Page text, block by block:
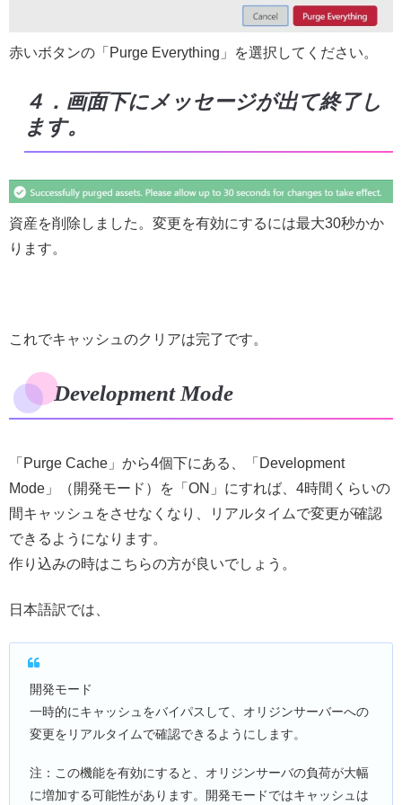
赤いボタンの「Purge Everything」を選択してください。
４．画面下にメッセージが出て終了し
ます。
資産を削除しました。変更を有効にするには最大30秒かか
ります。
これでキャッシュのクリアは完了です。
Development Mode
「Purge Cache」から4個下にある、「Development
Mode」（開発モード）を「ON」にすれば、4時間くらいの
間キャッシュをさせなくなり、リアルタイムで変更が確認
できるようになります。
作り込みの時はこちらの方が良いでしょう。
日本語訳では、
開発モード
一時的にキャッシュをバイパスして、オリジンサーバーへの
変更をリアルタイムで確認できるようにします。
注：この機能を有効にすると、オリジンサーバの負荷が大幅
に増加する可能性があります。開発モードではキャッシュは